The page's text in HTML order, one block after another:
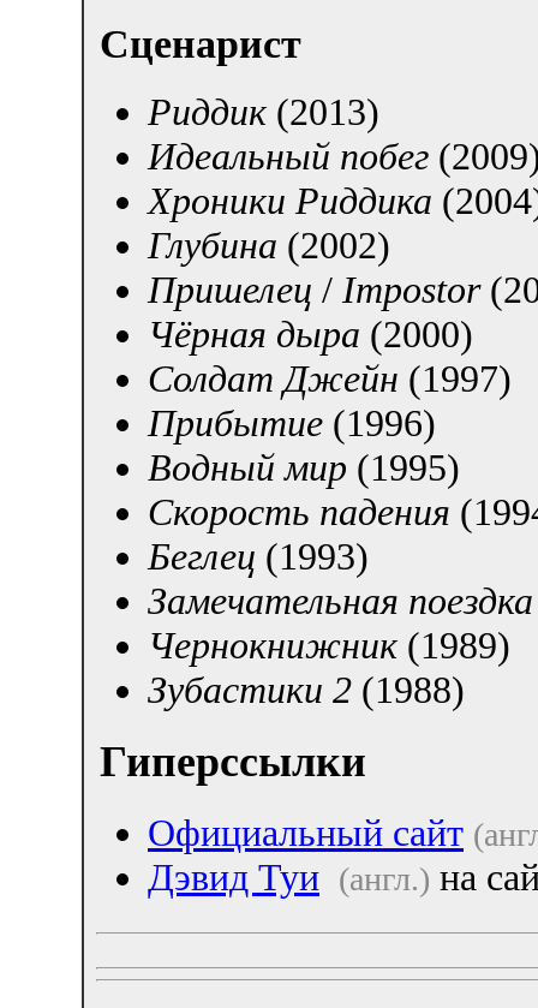
Сценарист
Риддик (2013)
Идеальный побег
Хроники Риддика
Глубина (2002)
Пришелец / Impostor
Чёрная дыра (2000)
Солдат Джейн (1997)
Прибытие (1996)
Водный мир (1995)
Скорость падения
Беглец (1993)
Замечательная поездка
Чернокнижник (1989)
Зубастики 2 (1988)
Гиперссылки
Официальный сайт
Дэвид Туи (англ.) на